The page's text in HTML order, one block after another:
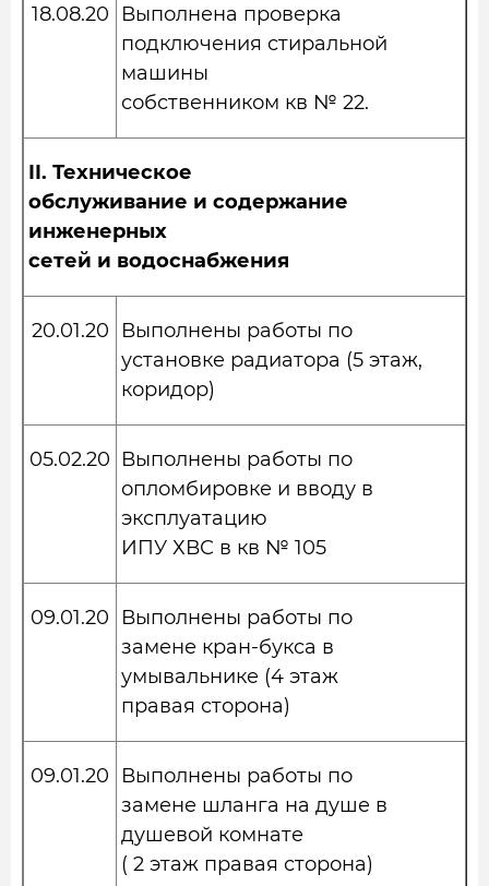
18.08.20
Выполнена проверка
подключения стиральной
машины
собственником кв № 22.
II. Техническое
обслуживание и содержание
инженерных
сетей и водоснабжения
20.01.20
Выполнены работы по
установке радиатора (5 этаж,
коридор)
05.02.20 Выполнены работы по
опломбировке и вводу в
эксплуатацию
ИПУ ХВС в кв № 105
09.01.20
Выполнены работы по
замене кран-букса в
умывальнике (4 этаж
правая сторона)
09.01.20
Выполнены работы по
замене шланга на душе в
душевой комнате
( 2 этаж правая сторона)